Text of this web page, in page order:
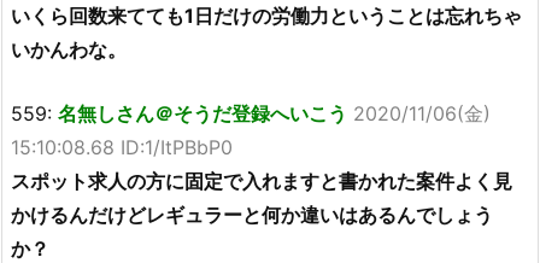
いくら回数来てても1日だけの労働力ということは忘れちゃ
いかんわな。
559: 名無しさん＠そうだ登録へいこう 2020/11/06(金)
15:10:08.68 ID:1/ItPBbP0
スポット求人の方に固定で入れますと書かれた案件よく見
かけるんだけどレギュラーと何か違いはあるんでしょう
か？